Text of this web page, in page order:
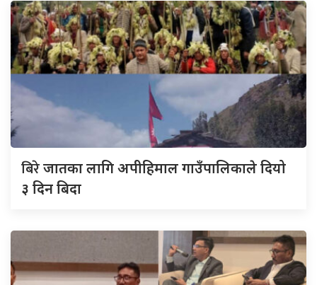
बिरेजातका लागि अपीहिमाल गाउँपालिकाले दियो
३ दिन बिदा